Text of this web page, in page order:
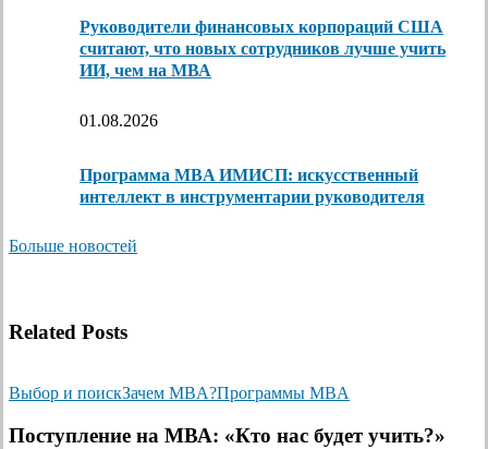
Руководители финансовых корпораций США
считают, что новых сотрудников лучше учить
ИИ, чем на МВА
01.08.2026
Программа MBA ИМИСП: искусственный
интеллект в инструментарии руководителя
Больше новостей
Related Posts
Выбор и поискЗачем MBA?Программы MBA
Поступление на МВА: «Кто нас будет учить?»